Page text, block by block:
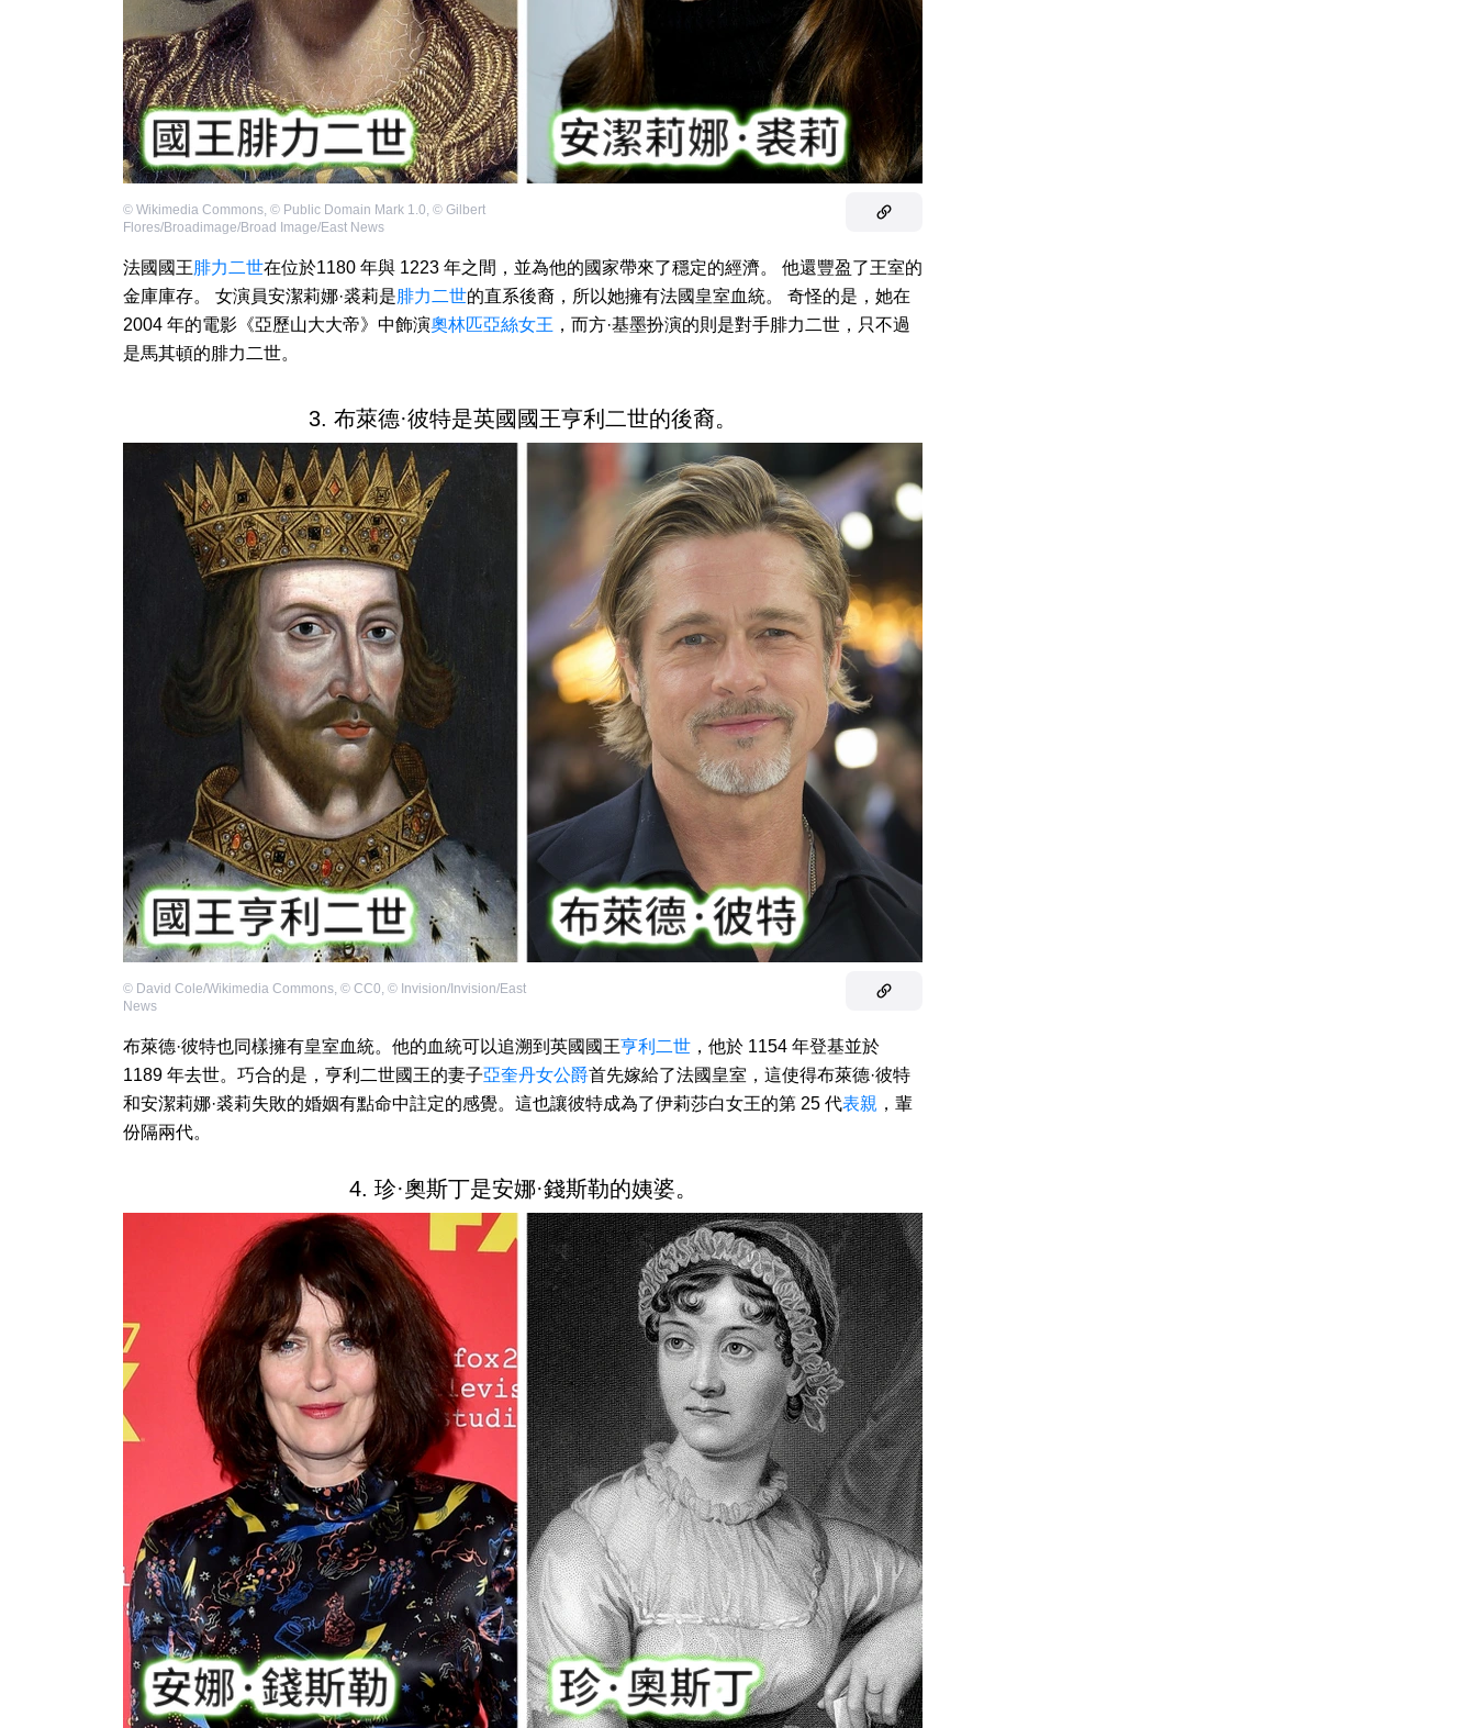
© Wikimedia Commons, © Public Domain Mark 1.0, © Gilbert
Flores/Broadimage/Broad Image/East News
法國國王腓力二世在位於1180 年與 1223 年之間，並為他的國家帶來了穩定的經濟。 他還豐盈了王室的
金庫庫存。 女演員安潔莉娜·裘莉是腓力二世的直系後裔，所以她擁有法國皇室血統。 奇怪的是，她在
2004 年的電影《亞歷山大大帝》中飾演奧林匹亞絲女王 ，而方·基墨扮演的則是對手腓力二世，只不過
是馬其頓的腓力二世。
3. 布萊德·彼特是英國國王亨利二世的後裔。
© David Cole/Wikimedia Commons, © CC0, © Invision/Invision/East
News
布萊德·彼特也同樣擁有皇室血統。他的血統可以追溯到英國國王亨利二世 ，他於 1154 年登基並於
1189 年去世。巧合的是，亨利二世國王的妻子亞奎丹女公爵首先嫁給了法國皇室，這使得布萊德·彼特
和安潔莉娜·裘莉失敗的婚姻有點命中註定的感覺。這也讓彼特成為了伊莉莎白女王的第 25 代表親 ，輩
份隔兩代。
4. 珍·奧斯丁是安娜·錢斯勒的姨婆。